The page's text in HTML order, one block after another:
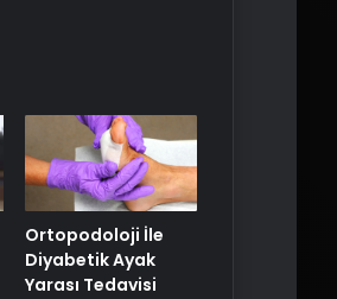
Ortopodoloji İle
Diyabetik Ayak
Yarası Tedavisi